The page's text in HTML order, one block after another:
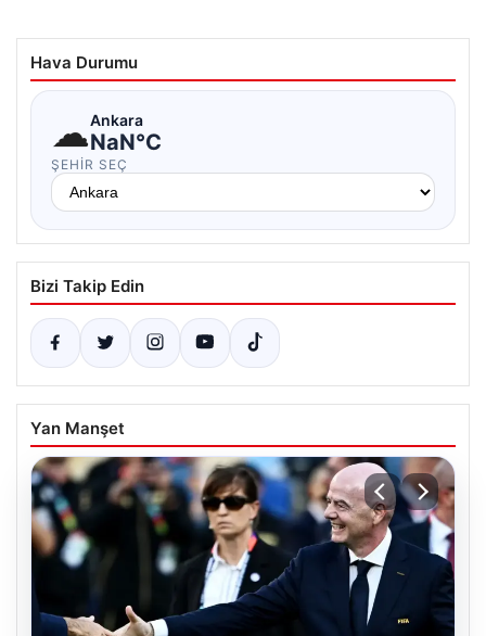
Hava Durumu
☁Ankara
NaN°C
ŞEHIR SEÇ
Bizi Takip Edin
Yan Manşet